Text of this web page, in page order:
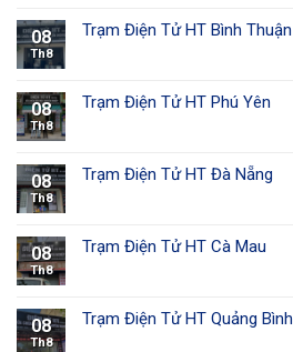
08
Th8
Trạm Điện Tử HT Bình Thuận
08
Th8
Trạm Điện Tử HT Phú Yên
08
Th8
Trạm Điện Tử HT Đà Nẵng
08
Th8
Trạm Điện Tử HT Cà Mau
08
Th8
Trạm Điện Tử HT Quảng Bình